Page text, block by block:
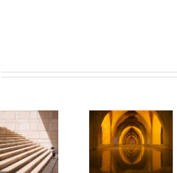
Le courage et
la volonté
étaient sa
Een pijnlijk